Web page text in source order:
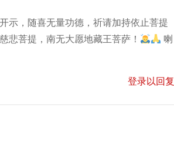
示，随喜无量功德，祈请加持​依止菩提
悲菩提，南无大愿地藏王菩萨！
喇
登录以回复